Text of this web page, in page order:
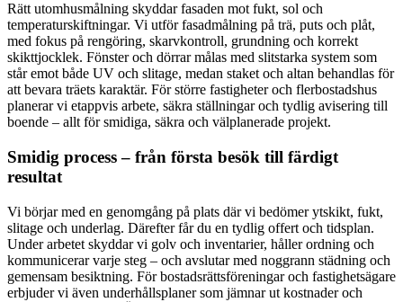
Rätt utomhusmålning skyddar fasaden mot fukt, sol och
temperaturskiftningar. Vi utför fasadmålning på trä, puts och plåt,
med fokus på rengöring, skarvkontroll, grundning och korrekt
skikttjocklek. Fönster och dörrar målas med slitstarka system som
står emot både UV och slitage, medan staket och altan behandlas för
att bevara träets karaktär. För större fastigheter och flerbostadshus
planerar vi etappvis arbete, säkra ställningar och tydlig avisering till
boende – allt för smidiga, säkra och välplanerade projekt.
Smidig process – från första besök till färdigt
resultat
Vi börjar med en genomgång på plats där vi bedömer ytskikt, fukt,
slitage och underlag. Därefter får du en tydlig offert och tidsplan.
Under arbetet skyddar vi golv och inventarier, håller ordning och
kommunicerar varje steg – och avslutar med noggrann städning och
gemensam besiktning. För bostadsrättsföreningar och fastighetsägare
erbjuder vi även underhållsplaner som jämnar ut kostnader och